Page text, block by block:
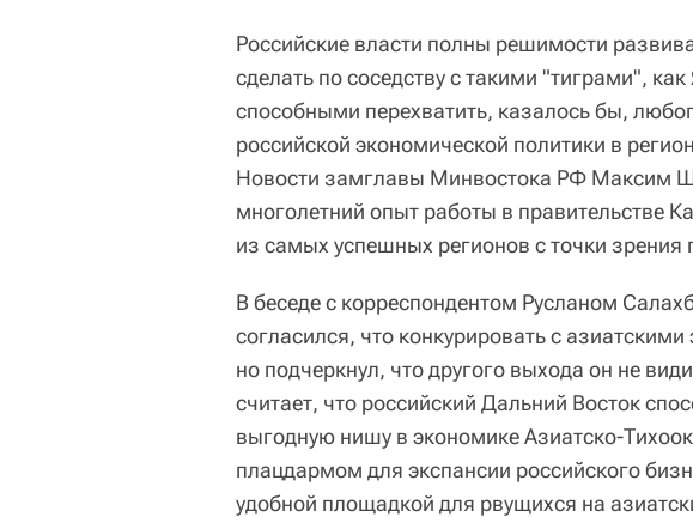
Российские власти полны решимости
сделать по соседству с такими "тиграми",
способными перехватить, казалось бы,
российской экономической политики в
Новости замглавы Минвостока РФ Максим
многолетний опыт работы в правительстве
из самых успешных регионов с точки зрения
В беседе с корреспондентом Русланом
согласился, что конкурировать с
но подчеркнул, что другого выхода он не
считает, что российский Дальний Восток
выгодную нишу в экономике Азиатско-
плацдармом для экспансии российского
удобной площадкой для рвущихся на